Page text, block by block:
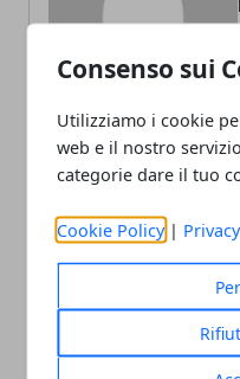
Consenso sui
Utilizziamo i cookie
web e il nostro
categorie dare il tuo
Cookie Policy |
ARTICOLI CORRELATI